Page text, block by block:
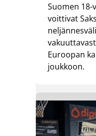
Suomen
voittivat
Euroopan
joukkoon.